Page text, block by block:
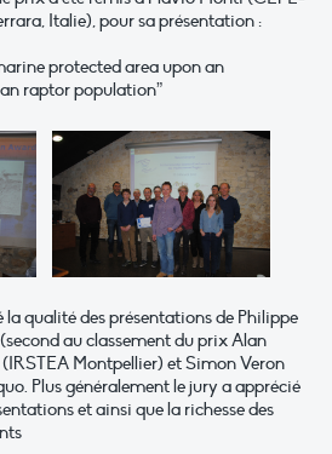
Italie), pour sa présentation :
protected area upon an
raptor population”
la qualité des présentations de Philippe
au classement du prix Alan
Montpellier) et Simon Veron
Plus généralement le jury a apprécié
et ainsi que la richesse des